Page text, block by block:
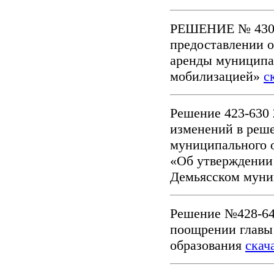
РЕШЕНИЕ № 430-
предоставлении
аренды
мобилизацией»
Решение 423-630
изменений в
муниципального
«Об
Демьясском
Решение №428-
поощрении
образования